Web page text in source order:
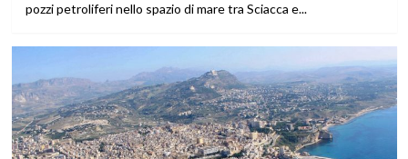
pozzi petroliferi nello spazio di mare tra Sciacca e...